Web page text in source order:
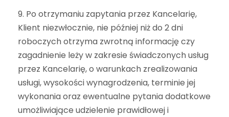
9. Po otrzymaniu zapytania przez Kancelarię,
Klient niezwłocznie, nie później niż do 2 dni
roboczych otrzyma zwrotną informację czy
zagadnienie leży w zakresie świadczonych usług
przez Kancelarię, o warunkach zrealizowania
usługi, wysokości wynagrodzenia, terminie jej
wykonania oraz ewentualne pytania dodatkowe
umożliwiające udzielenie prawidłowej i